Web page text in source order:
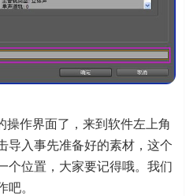
作界面了，来到软件左上角
导入事先准备好的素材，这个
个位置，大家要记得哦。我们
吧。